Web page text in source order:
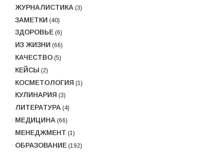
ЖУРНАЛИСТИКА (3)
ЗАМЕТКИ (40)
ЗДОРОВЬЕ (6)
ИЗ ЖИЗНИ (66)
КАЧЕСТВО (5)
КЕЙСЫ (2)
КОСМЕТОЛОГИЯ (1)
КУЛИНАРИЯ (3)
ЛИТЕРАТУРА (4)
МЕДИЦИНА (66)
МЕНЕДЖМЕНТ (1)
ОБРАЗОВАНИЕ (192)